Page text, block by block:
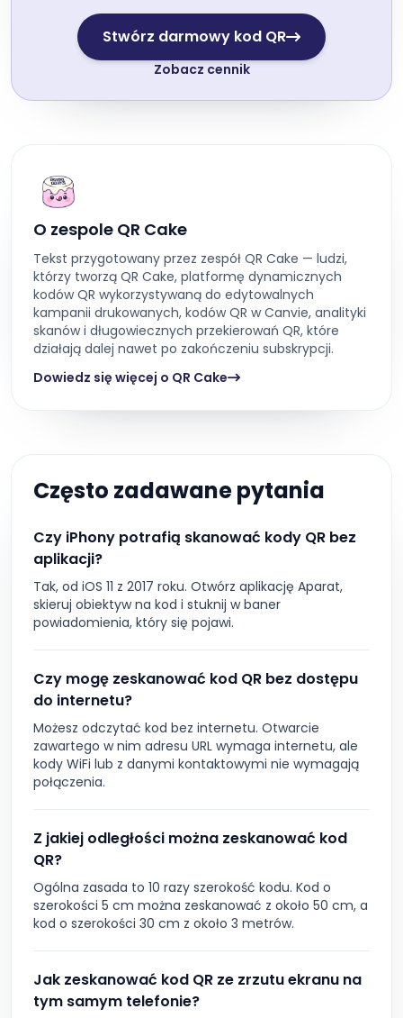
Stwórz darmowy kod QR
Zobacz cennik
O zespole QR Cake
Tekst przygotowany przez zespół QR Cake — ludzi,
którzy tworzą QR Cake, platformę dynamicznych
kodów QR wykorzystywaną do edytowalnych
kampanii drukowanych, kodów QR w Canvie, analityki
skanów i długowiecznych przekierowań QR, które
działają dalej nawet po zakończeniu subskrypcji.
Dowiedz się więcej o QR Cake
Często zadawane pytania
Czy iPhony potrafią skanować kody QR bez
aplikacji?
Tak, od iOS 11 z 2017 roku. Otwórz aplikację Aparat,
skieruj obiektyw na kod i stuknij w baner
powiadomienia, który się pojawi.
Czy mogę zeskanować kod QR bez dostępu
do internetu?
Możesz odczytać kod bez internetu. Otwarcie
zawartego w nim adresu URL wymaga internetu, ale
kody WiFi lub z danymi kontaktowymi nie wymagają
połączenia.
Z jakiej odległości można zeskanować kod
QR?
Ogólna zasada to 10 razy szerokość kodu. Kod o
szerokości 5 cm można zeskanować z około 50 cm, a
kod o szerokości 30 cm z około 3 metrów.
Jak zeskanować kod QR ze zrzutu ekranu na
tym samym telefonie?